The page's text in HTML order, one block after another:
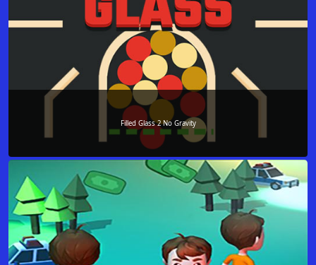
Filled Glass 2 No Gravity